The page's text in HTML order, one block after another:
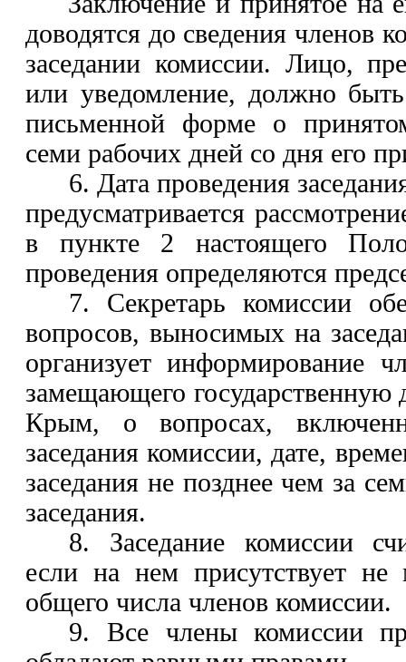
доводятся до сведения членов
заседании комиссии. Лицо,
или уведомление, должно
письменной форме о
семи рабочих дней со дня его
6. Дата проведения
предусматривается
в пункте 2 настоящего
проведения определяются
7. Секретарь комиссии
вопросов, выносимых на
организует информирование
замещающего государственную
Крым, о вопросах,
заседания комиссии, дате,
заседания не позднеечем за
заседания.
8. Заседание комиссии
если на нем присутствует не
общего числа членов комиссии.
9. Все члены комиссии